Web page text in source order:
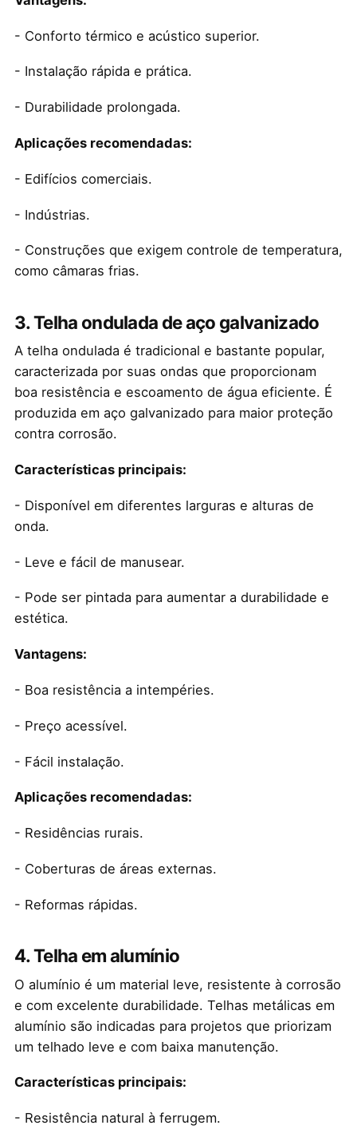
- Conforto térmico e acústico superior.
- Instalação rápida e prática.
- Durabilidade prolongada.
Aplicações recomendadas:
- Edifícios comerciais.
- Indústrias.
- Construções que exigem controle de temperatura,
como câmaras frias.
3. Telha ondulada de aço galvanizado
A telha ondulada é tradicional e bastante popular,
caracterizada por suas ondas que proporcionam
boa resistência e escoamento de água eficiente. É
produzida em aço galvanizado para maior proteção
contra corrosão.
Características principais:
- Disponível em diferentes larguras e alturas de
onda.
- Leve e fácil de manusear.
- Pode ser pintada para aumentar a durabilidade e
estética.
Vantagens:
- Boa resistência a intempéries.
- Preço acessível.
- Fácil instalação.
Aplicações recomendadas:
- Residências rurais.
- Coberturas de áreas externas.
- Reformas rápidas.
4. Telha em alumínio
O alumínio é um material leve, resistente à corrosão
e com excelente durabilidade. Telhas metálicas em
alumínio são indicadas para projetos que priorizam
um telhado leve e com baixa manutenção.
Características principais:
- Resistência natural à ferrugem.